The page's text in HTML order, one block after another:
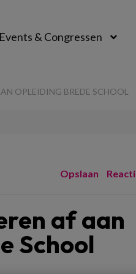
Events & Congressen
OPLEIDING BREDE SCHOOL
Opslaan
af aan
School